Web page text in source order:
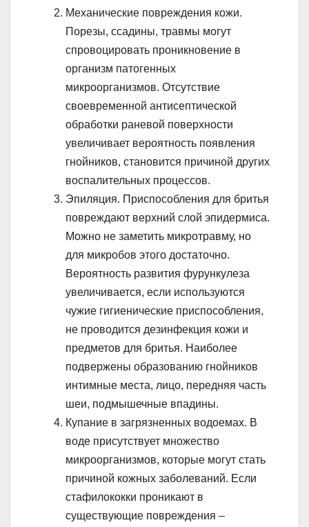
Механические повреждения кожи.
Порезы, ссадины, травмы могут
спровоцировать проникновение в
организм патогенных
микроорганизмов. Отсутствие
своевременной антисептической
обработки раневой поверхности
увеличивает вероятность появления
гнойников, становится причиной других
воспалительных процессов.
Эпиляция. Приспособления для бритья
повреждают верхний слой эпидермиса.
Можно не заметить микротравму, но
для микробов этого достаточно.
Вероятность развития фурункулеза
увеличивается, если используются
чужие гигиенические приспособления,
не проводится дезинфекция кожи и
предметов для бритья. Наиболее
подвержены образованию гнойников
интимные места, лицо, передняя часть
шеи, подмышечные впадины.
Купание в загрязненных водоемах. В
воде присутствует множество
микроорганизмов, которые могут стать
причиной кожных заболеваний. Если
стафилококки проникают в
существующие повреждения –